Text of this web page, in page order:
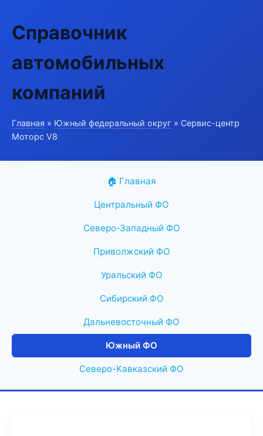
Справочник
автомобильных
компаний
Главная » Южный федеральный округ » Сервис-центр
Моторс V8
🏠 Главная
Центральный ФО
Северо-Западный ФО
Приволжский ФО
Уральский ФО
Сибирский ФО
Дальневосточный ФО
Южный ФО
Северо-Кавказский ФО